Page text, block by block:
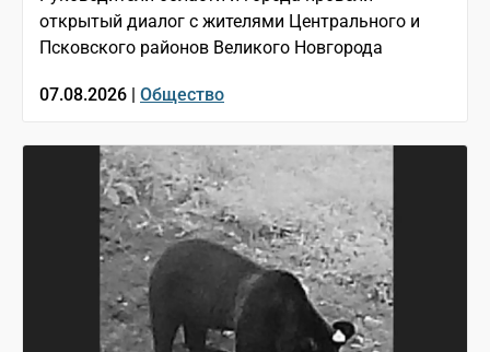
открытый диалог с жителями Центрального и
Псковского районов Великого Новгорода
07.08.2026 | Общество